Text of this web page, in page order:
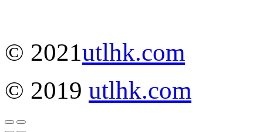
© 2021utlhk.com
© 2019 utlhk.com